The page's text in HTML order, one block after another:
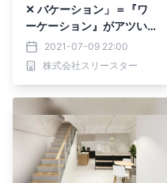
✕ バケーション」＝『ワ
ーケーション』がアツい！
注目されている理由と導入
するメリットとは？
2021-07-09 22:00
株式会社スリースター